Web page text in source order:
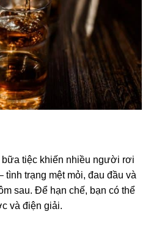
tiệc khiến nhiều người rơi
tình trạng mệt mỏi, đau đầu và
sau. Để hạn chế, bạn có thể
và điện giải.